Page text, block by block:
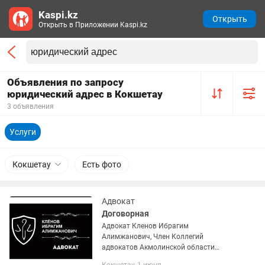
Объявления по запросу
юридический адрес в Кокшетау
3 объявления
Услуги
Кокшетау Есть фото
Адвокат
Договорная
Адвокат Кленов Ибрагим
Алимжанович, Член Коллегий
адвокатов Акмолинской области
Kaspi.kz
Открыть в Приложении Kaspi.kz
Открыть